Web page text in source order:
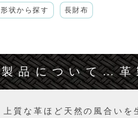
形状から探す 長財布
製品について…革
上質な革ほど天然の風合いを